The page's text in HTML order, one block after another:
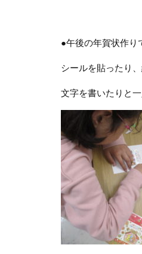
●午後の年賀状作り
シールを貼ったり
文字を書いたりと